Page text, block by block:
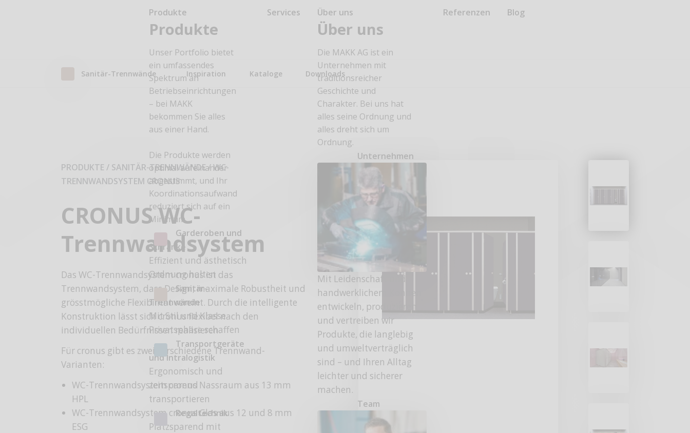
Produkte
Produkte
Unser Portfolio bietet
ein umfassendes
Spektrum an
Betriebseinrichtungen
– bei MAKK
bekommen Sie alles
aus einer Hand.
Die Produkte werden
optimal aufeinander
abgestimmt, und Ihr
Koordinationsaufwand
reduziert sich auf ein
Minimum.
Garderoben und
Schränke
Effizient und ästhetisch
Ordnung halten
Sanitär-
Trennwände
Mit Stil und Klasse
Privatsphäre schaffen
Transportgeräte
und Intralogistik
Ergonomisch und
zeitsparend
transportieren
Regaltechnik
Platzsparend mit
Services Über uns
Über uns
Die MAKK AG ist ein
Unternehmen mit
traditionsreicher
Geschichte und
Charakter. Bei uns hat
alles seine Ordnung und
alles dreht sich um
Ordnung.
Unternehmen
Mit Leidenschaft und
handwerklichem Können
entwickeln, produzieren
und vertreiben wir
Produkte, die langlebig
und umweltverträglich
sind – und Ihren Alltag
leichter und sicherer
machen.
Team
Referenzen Blog
Sanitär-Trennwände Inspiration Kataloge Downloads
PRODUKTE / SANITÄR-TRENNWÄNDE/WC-
TRENNWANDSYSTEM CRONUS
CRONUS WC-
Trennwandsystem
Das WC-Trennwandsystem cronus ist das
Trennwandsystem, dass Design, maximale Robustheit und
grösstmögliche Flexibilität vereint. Durch die intelligente
Konstruktion lässt sich cronus flexibel nach den
individuellen Bedürfnissen realisieren.
Für cronus gibt es zwei verschiedene Trennwand-
Varianten:
WC-Trennwandsystem cronus Nassraum aus 13 mm
HPL
WC-Trennwandsystem cronus Glas aus 12 und 8 mm
ESG